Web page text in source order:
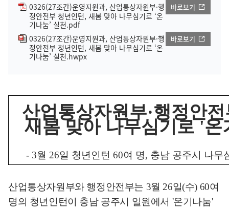
0326(27조간)운영지원과, 산업통상자원부·행
정안전부 청년인턴, 새봄 맞아 나무심기로 ‘온
기나눔’ 실천.pdf
바로보기
0326(27조간)운영지원과, 산업통상자원부·행
정안전부 청년인턴, 새봄 맞아 나무심기로 ‘온
기나눔’ 실천.hwpx
바로보기
산업통상자원부·행정안
새봄 맞아 나무심기로'온
- 3월26일 청년인턴60여 명, 충남 공주시 나무
산업통상자원부와 행정안전부는 3월26일(수) 60여
명의 청년인턴이 충남 공주시 일원에서 '온기나눔'